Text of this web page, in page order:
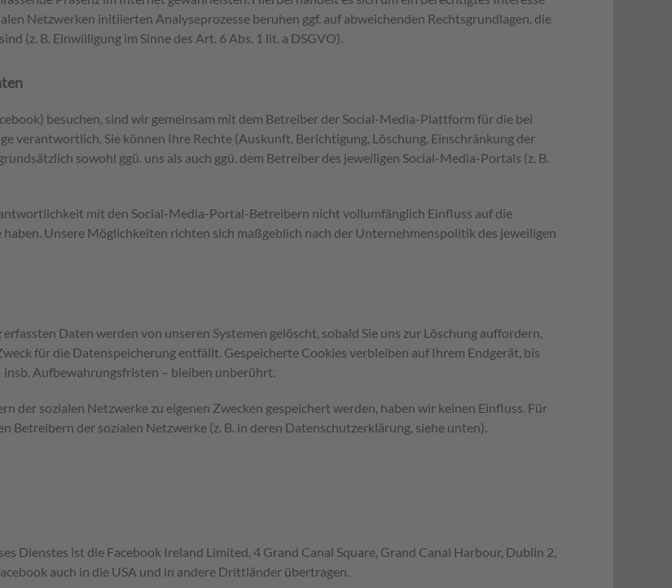
Netzwerken initiierten Analyseprozesse beruhen ggf. auf abweichenden Rechtsgrundlagen, die
(z. B. Einwilligung im Sinne des Art. 6 Abs. 1 lit. a DSGVO).
besuchen, sind wir gemeinsam mit dem Betreiber der Social-Media-Plattform für die bei
verantwortlich. Sie können Ihre Rechte (Auskunft, Berichtigung, Löschung, Einschränkung der
sowohl ggü. uns als auch ggü. dem Betreiber des jeweiligen Social-Media-Portals (z. B.
mit den Social-Media-Portal-Betreibern nicht vollumfänglich Einfluss auf die
Unsere Möglichkeiten richten sich maßgeblich nach der Unternehmenspolitik des jeweiligen
Daten werden von unseren Systemen gelöscht, sobald Sie uns zur Löschung auffordern,
für die Datenspeicherung entfällt. Gespeicherte Cookies verbleiben auf Ihrem Endgerät, bis
insb. Aufbewahrungsfristen – bleiben unberührt.
der sozialen Netzwerke zu eigenen Zwecken gespeichert werden, haben wir keinen Einfluss. Für
Betreibern der sozialen Netzwerke (z. B. in deren Datenschutzerklärung, siehe unten).
Dienstes ist die Facebook Ireland Limited, 4 Grand Canal Square, Grand Canal Harbour, Dublin 2,
auch in die USA und in andere Drittländer übertragen.